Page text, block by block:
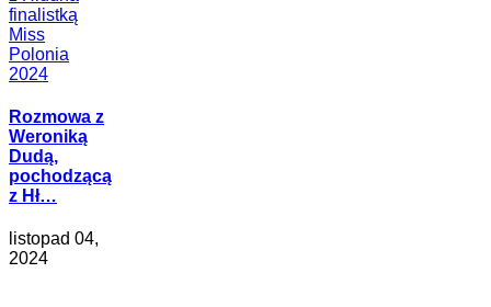
Rozmowa z
Weroniką
Dudą,
pochodzącą
z Hł…
listopad 04,
2024